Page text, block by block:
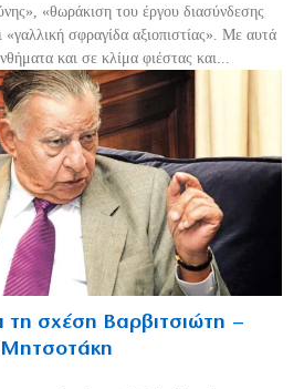
«θωράκιση του έργου διασύνδεσης
σφραγίδα αξιοπιστίας». Με αυτά
και σε κλίμα φιέστας και...
τη σχέση Βαρβιτσιώτη –
Μητσοτάκη